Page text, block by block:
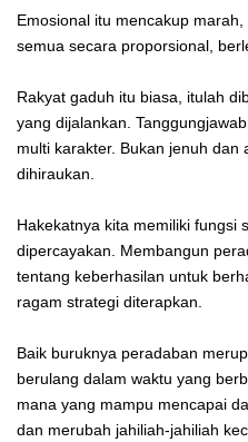
Emosional itu mencakup
semua secara proporsional,
Rakyat gaduh itu biasa, itulah
yang dijalankan.
multi karakter. Bukan jenuh dan
dihiraukan.
Hakekatnya kita memiliki fungsi
dipercayakan. Membangun
tentang keberhasilan untuk
ragam strategi diterapkan.
Baik buruknya peradaban
berulang dalam waktu yang
mana yang mampu mencapai
dan merubah jahiliah-jahiliah